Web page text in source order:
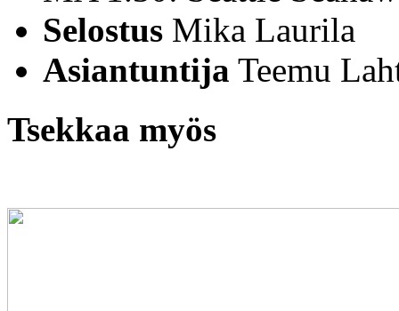
Selostus Mika Laurila
Asiantuntija Teemu
Tsekkaa myös